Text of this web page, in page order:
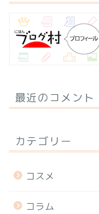
最近のコメント
カテゴリー
コスメ
コラム